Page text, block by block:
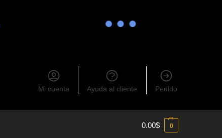
Mi cuenta Ayuda al cliente Pedido
0.00$ 0